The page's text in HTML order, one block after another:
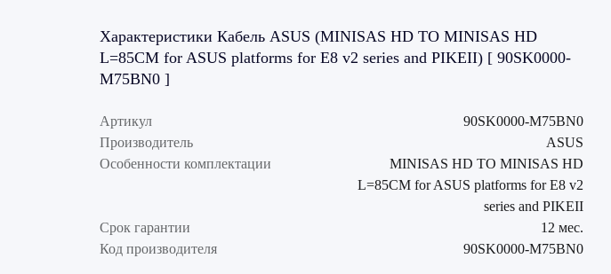
Характеристики Кабель ASUS (MINISAS HD TO MINISAS HD
L=85CM for ASUS platforms for E8 v2 series and PIKEII) [ 90SK0000-
M75BN0 ]
Артикул
90SK0000-M75BN0
Производитель
ASUS
Особенности комплектации
MINISAS HD TO MINISAS HD
L=85CM for ASUS platforms for E8 v2
series and PIKEII
Срок гарантии
12 мес.
Код производителя
90SK0000-M75BN0